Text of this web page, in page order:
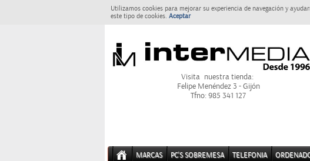
Utilizamos cookies para mejorar su experiencia de navegación y
este tipo de cookies. Aceptar
Visita nuestra tienda:
Felipe Menéndez 3 - Gijón
Tfno: 985 341 127
MARCAS PC'S SOBREMESA TELEFONIA